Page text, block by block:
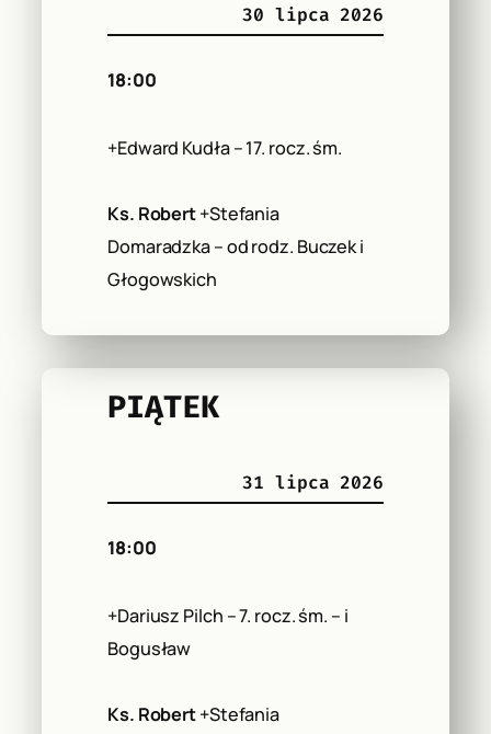
30 lipca 2026
18:00
+Edward Kudła – 17. rocz. śm.
Ks. Robert+Stefania
Domaradzka – od rodz. Buczek i
Głogowskich
PIĄTEK
31 lipca 2026
18:00
+Dariusz Pilch – 7. rocz. śm. – i
Bogusław
Ks. Robert+Stefania